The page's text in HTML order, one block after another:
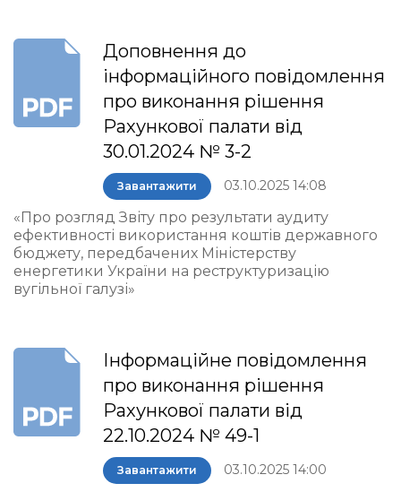
Доповнення до
інформаційного повідомлення
про виконання рішення
Рахункової палати від
30.01.2024 № 3-2
Завантажити 03.10.2025 14:08
«Про розгляд Звіту про результати аудиту
ефективності використання коштів державного
бюджету, передбачених Міністерству
енергетики України на реструктуризацію
вугільної галузі»
Інформаційне повідомлення
про виконання рішення
Рахункової палати від
22.10.2024 № 49-1
Завантажити 03.10.2025 14:00